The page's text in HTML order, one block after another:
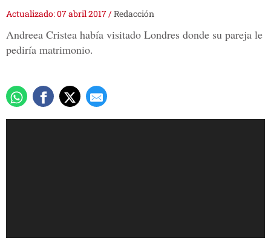
Actualizado: 07 abril 2017/Redacción
Andreea Cristea había visitado Londres donde su pareja le
pediría matrimonio.